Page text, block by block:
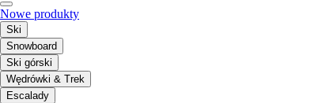
Nowe produkty
Ski
Snowboard
Ski górski
Wędrówki & Trek
Escalady